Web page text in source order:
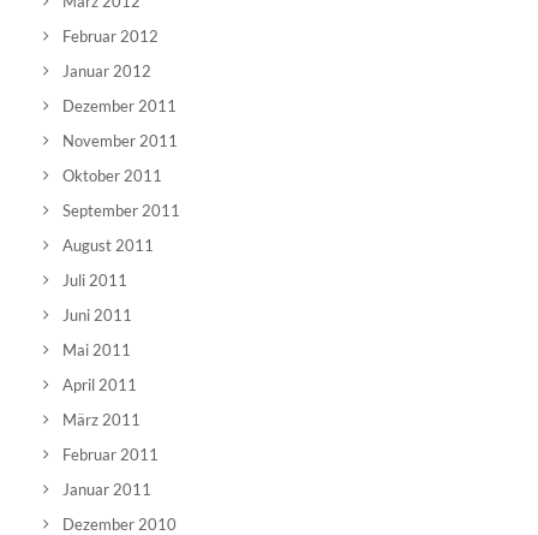
Februar 2012
Januar 2012
Dezember 2011
November 2011
Oktober 2011
September 2011
August 2011
Juli 2011
Juni 2011
Mai 2011
April 2011
März 2011
Februar 2011
Januar 2011
Dezember 2010